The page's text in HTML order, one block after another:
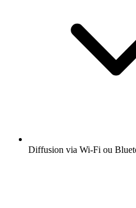
Diffusion via Wi-Fi ou